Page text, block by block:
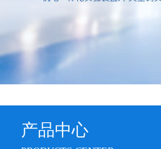
产品中心